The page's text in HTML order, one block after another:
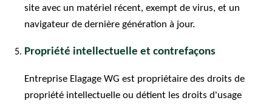
site avec un matériel récent, exempt de virus, et un
navigateur de dernière génération à jour.
Propriété intellectuelle et contrefaçons
Entreprise Elagage WG est propriétaire des droits de
propriété intellectuelle ou détient les droits d'usage